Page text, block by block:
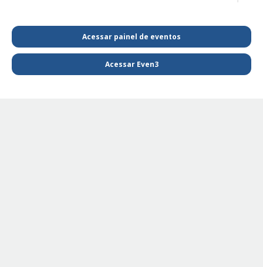
Discussão de Caso de Harmonização Orofacial
Acessar painel de eventos
Acessar Even3